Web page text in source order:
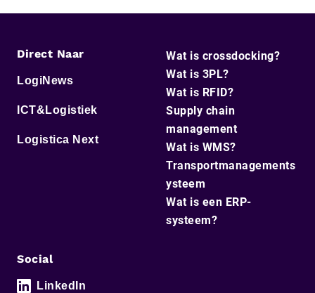
Direct Naar
LogiNews
ICT&Logistiek
Logistica Next
Wat is crossdocking?
Wat is 3PL?
Wat is RFID?
Supply chain
management
Wat is WMS?
Transportmanagements
ysteem
Wat is een ERP-
systeem?
Social
LinkedIn